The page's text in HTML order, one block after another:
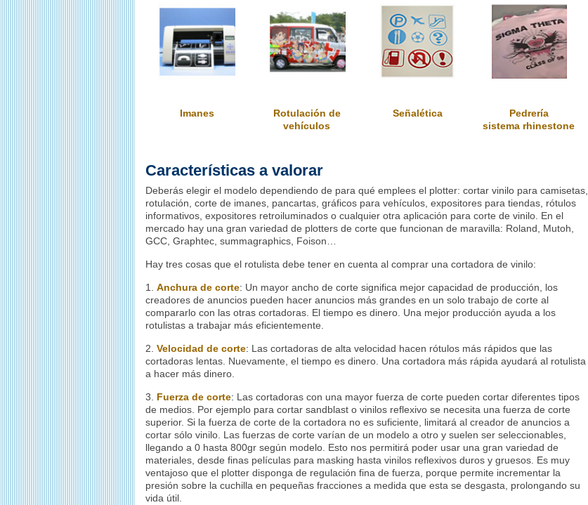
Imanes
Rotulación de
vehículos
Señalética
Pedrería
sistema rhinestone
Características a valorar
Deberás elegir el modelo dependiendo de para qué emplees el plotter: cortar vinilo para camisetas,
rotulación, corte de imanes, pancartas, gráficos para vehículos, expositores para tiendas, rótulos
informativos, expositores retroiluminados o cualquier otra aplicación para corte de vinilo. En el
mercado hay una gran variedad de plotters de corte que funcionan de maravilla: Roland, Mutoh,
GCC, Graphtec, summagraphics, Foison…
Hay tres cosas que el rotulista debe tener en cuenta al comprar una cortadora de vinilo:
1. Anchura de corte: Un mayor ancho de corte significa mejor capacidad de producción, los
creadores de anuncios pueden hacer anuncios más grandes en un solo trabajo de corte al
compararlo con las otras cortadoras. El tiempo es dinero. Una mejor producción ayuda a los
rotulistas a trabajar más eficientemente.
2. Velocidad de corte: Las cortadoras de alta velocidad hacen rótulos más rápidos que las
cortadoras lentas. Nuevamente, el tiempo es dinero. Una cortadora más rápida ayudará al rotulista
a hacer más dinero.
3. Fuerza de corte: Las cortadoras con una mayor fuerza de corte pueden cortar diferentes tipos
de medios. Por ejemplo para cortar sandblast o vinilos reflexivo se necesita una fuerza de corte
superior. Si la fuerza de corte de la cortadora no es suficiente, limitará al creador de anuncios a
cortar sólo vinilo. Las fuerzas de corte varían de un modelo a otro y suelen ser seleccionables,
llegando a 0 hasta 800gr según modelo. Esto nos permitirá poder usar una gran variedad de
materiales, desde finas películas para masking hasta vinilos reflexivos duros y gruesos. Es muy
ventajoso que el plotter disponga de regulación fina de fuerza, porque permite incrementar la
presión sobre la cuchilla en pequeñas fracciones a medida que esta se desgasta, prolongando su
vida útil.